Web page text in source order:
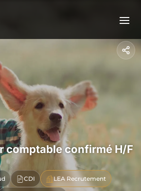
comptable confirmé H/F
CDI LEA Recrutement